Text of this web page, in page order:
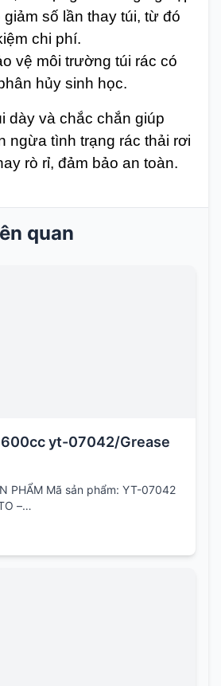
giảm số lần thay túi, từ đó
chi phí.
vệ môi trường túi rác có
hủy sinh học.
dày và chắc chắn giúp
ngừa tình trạng rác thải rơi
rò rỉ, đảm bảo an toàn.
quan
600cc yt-07042/Grease
PHẨM Mã sản phẩm: YT-07042
–…